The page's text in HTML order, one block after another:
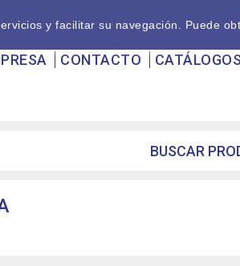
CONTACTO CATÁLOGOS
y facilitar su navegación. Puede